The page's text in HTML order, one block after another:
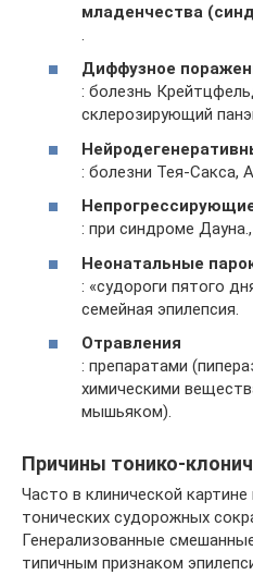
младенчества
.
Диффузное
: болезнь
склерозирующий
: болезни Тея-Сакса,
: при синдроме
Неонатальные
: «судороги пятого
семейная эпилепсия.
Отравления
: препаратами
химическими
мышьяком).
Причины тонико-
Часто в клинической
тонических судорожных
Генерализованные
типичным признаком